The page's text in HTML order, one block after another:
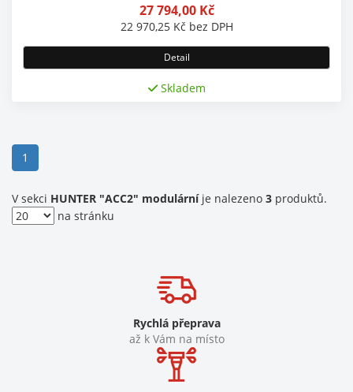
27 794,00 Kč
22 970,25 Kč bez DPH
Detail
Skladem
1
V sekci HUNTER "ACC2" modulárníje nalezeno 3 produktů.
na stránku
Rychlá přeprava
až k Vám na místo